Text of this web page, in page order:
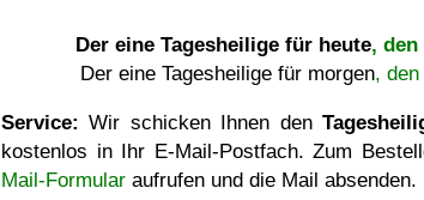
Der eine Tagesheilige für heute, den
Der eine Tagesheilige für morgen,
Service: Wir schicken Ihnen den
kostenlos in Ihr E-Mail-Postfach. Zum
Mail-Formular aufrufen und die Mail absenden.